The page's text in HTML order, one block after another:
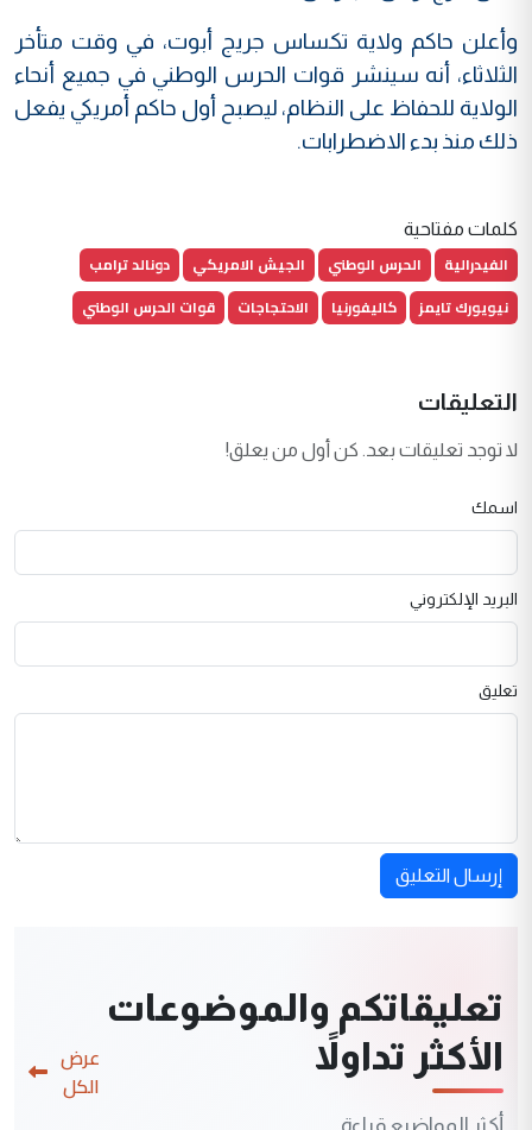
وأعلن حاكم ولاية تكساس جريج أبوت، في وقت متأخر
الثلاثاء، أنه سينشر قوات الحرس الوطني في جميع أنحاء
الولاية للحفاظ على النظام، ليصبح أول حاكم أمريكي يفعل
ذلك منذ بدء الاضطرابات.
كلمات مفتاحية
الفيدرالية الحرس الوطني الجيش الامريكي
دونالد ترامب
نيويورك تايمز
كاليفورنيا الاحتجاجات قوات الحرس الوطني
التعليقات
لا توجد تعليقات بعد. كن أول من يعلق!
اسمك
البريد الإلكتروني
تعليق
إرسال التعليق
تعليقاتكم والموضوعات
الأكثر تداولاً
أكثر المواضيع قراءة
عرض
الكل